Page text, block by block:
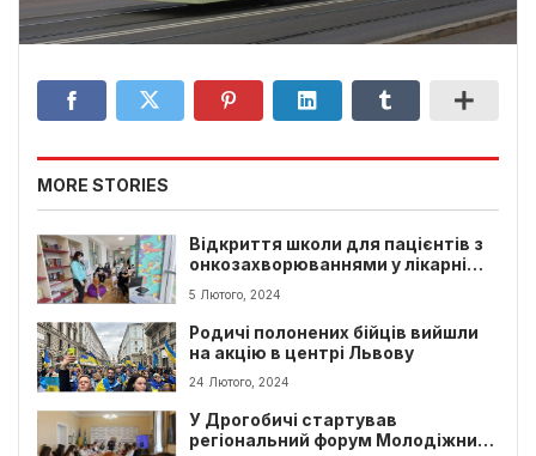
MORE STORIES
Відкриття школи для пацієнтів з
онкозахворюваннями у лікарні
св.Миколая
5 Лютого, 2024
Родичі полонених бійців вийшли
на акцію в центрі Львову
24 Лютого, 2024
У Дрогобичі стартував
регіональний форум Молодіжних